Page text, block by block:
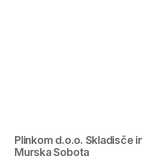
Plinkom d.o.o. Skladisče
Murska Sobota